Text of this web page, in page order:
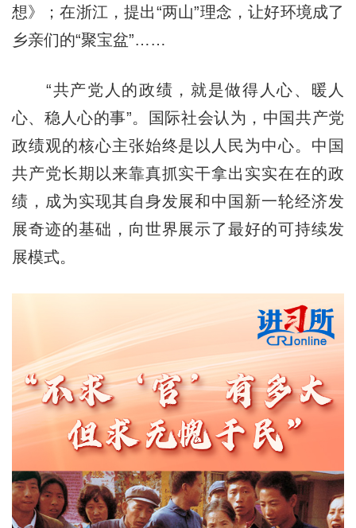
想》；在浙江，提出“两山”理念，让好环境成了
乡亲们的“聚宝盆”……
“共产党人的政绩，就是做得人心、暖人
心、稳人心的事”。国际社会认为，中国共产党
政绩观的核心主张始终是以人民为中心。中国
共产党长期以来靠真抓实干拿出实实在在的政
绩，成为实现其自身发展和中国新一轮经济发
展奇迹的基础，向世界展示了最好的可持续发
展模式。